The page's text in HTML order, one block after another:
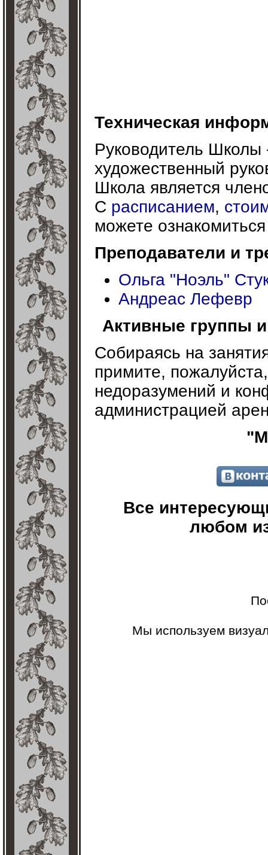
Техническая
Руководитель
художественный
Школа является
С расписанием,
можете
Преподаватели и
Ольга "Ноэль"
Андреас Лефевр
Активные группы
Собираясь на
примите,
недоразумений и
администрацией
Все
любом
Мы используем